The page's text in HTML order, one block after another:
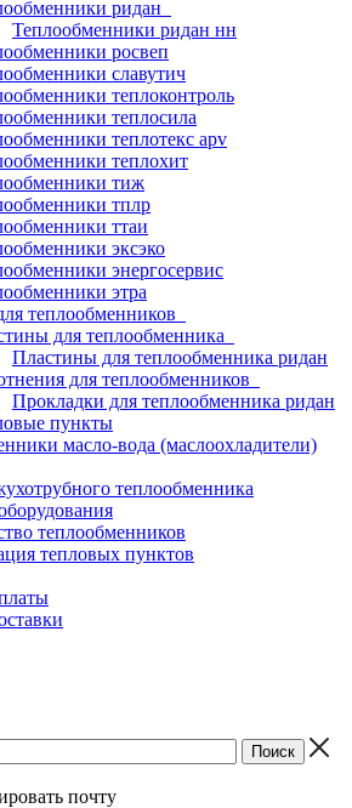
ридан
Теплообменники ридан нн
росвеп
славутич
теплоконтроль
теплосила
теплотекс apv
теплохит
тиж
тплр
ттаи
эксэко
энергосервис
этра
теплообменников
для теплообменника
Пластины для теплообменника ридан
для теплообменников
Прокладки для теплообменника ридан
пункты
масло-вода (маслоохладители)
теплообменника
теплообменников
тепловых пунктов
почту